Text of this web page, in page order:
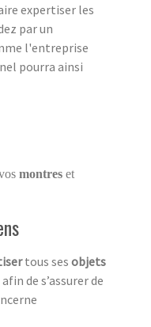
expertiser les
par un
l'entreprise
pourra ainsi
montres et
tous ses objets
afin de s’assurer de